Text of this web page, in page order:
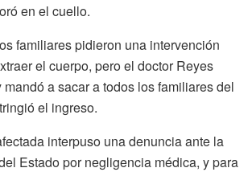
en el cuello.
familiares pidieron una intervención
el cuerpo, pero el doctor Reyes
mandó a sacar a todos los familiares del
el ingreso.
interpuso una denuncia ante la
Estado por negligencia médica, y para